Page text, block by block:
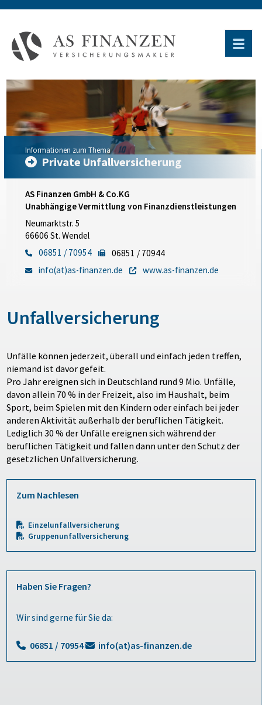
Informationen zum Thema
Private Unfallversicherung
AS Finanzen GmbH & Co.KG
Unabhängige Vermittlung von Finanzdienstleistungen
Neumarktstr. 5
66606 St. Wendel
06851 / 70954
06851 / 70944
info(at)as-finanzen.de
www.as-finanzen.de
Unfallversicherung
Unfälle können jederzeit, überall und einfach jeden treffen,
niemand ist davor gefeit.
Pro Jahr ereignen sich in Deutschland rund 9 Mio. Unfälle,
davon allein 70 % in der Freizeit, also im Haushalt, beim
Sport, beim Spielen mit den Kindern oder einfach bei jeder
anderen Aktivität außerhalb der beruflichen Tätigkeit.
Lediglich 30 % der Unfälle ereignen sich während der
beruflichen Tätigkeit und fallen dann unter den Schutz der
gesetzlichen Unfallversicherung.
Zum Nachlesen
Einzelunfallversicherung
Gruppenunfallversicherung
Haben Sie Fragen?
Wir sind gerne für Sie da:
06851 / 70954 info(at)as-finanzen.de